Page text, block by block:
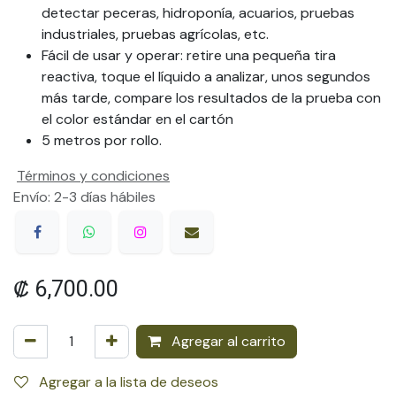
detectar peceras, hidroponía, acuarios, pruebas
industriales, pruebas agrícolas, etc.
Fácil de usar y operar: retire una pequeña tira
reactiva, toque el líquido a analizar, unos segundos
más tarde, compare los resultados de la prueba con
el color estándar en el cartón
5 metros por rollo.
₡ 6,700.00
Agregar al carrito
Agregar a la lista de deseos
Términos y condiciones
Envío: 2-3 días hábiles